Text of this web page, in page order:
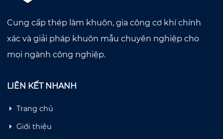
Cung cấp thép làm khuôn, gia công cơ khí chính
xác và giải pháp khuôn mẫu chuyên nghiệp cho
mọi ngành công nghiệp.
LIÊN KẾT NHANH
Trang chủ
Giới thiệu